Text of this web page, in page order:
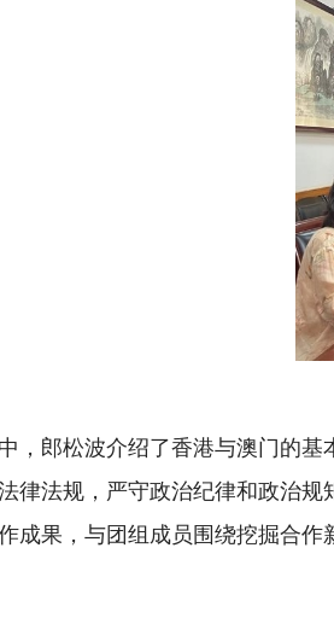
，郎松波介绍了香港与澳门的
律法规，严守政治纪律和政治
成果，与团组成员围绕挖掘合作